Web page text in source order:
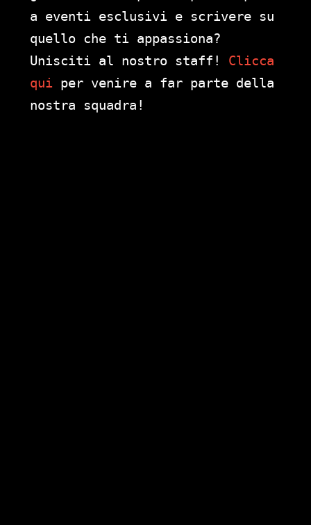
a eventi esclusivi e scrivere su
quello che ti appassiona?
Unisciti al nostro staff! Clicca
qui per venire a far parte della
nostra squadra!